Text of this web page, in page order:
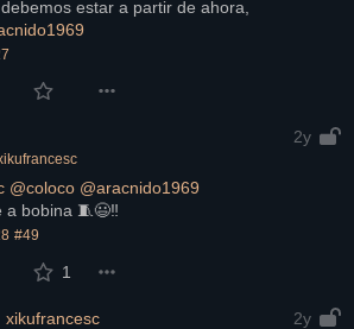
estar a partir de ahora,
2y
@coloco @aracnido1969
a bobina 🧵😃‼️
#49
1
xikufrancesc 2y